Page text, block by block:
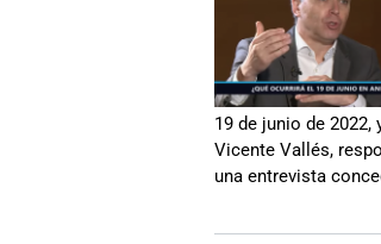
19 de junio de
Vicente Vallés,
una entrevista